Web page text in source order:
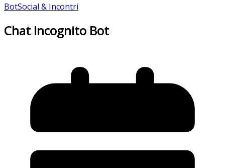
BotSocial & Incontri
Chat Incognito Bot